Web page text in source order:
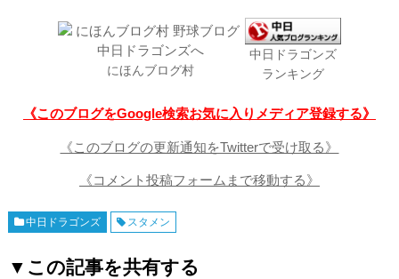
にほんブログ村
中日ドラゴンズ
ランキング
《このブログをGoogle検索お気に入りメディア登録する》
《このブログの更新通知をTwitterで受け取る》
《コメント投稿フォームまで移動する》
中日ドラゴンズ スタメン
▼この記事を共有する